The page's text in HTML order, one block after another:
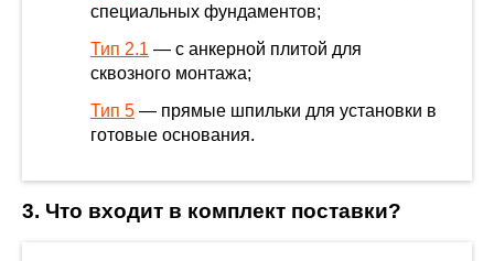
специальных фундаментов;
Тип 2.1 — с анкерной плитой для
сквозного монтажа;
Тип 5 — прямые шпильки для установки в
готовые основания.
3. Что входит в комплект поставки?